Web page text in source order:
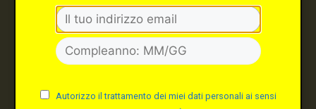
Autorizzo il trattamento dei miei dati personali ai sensi